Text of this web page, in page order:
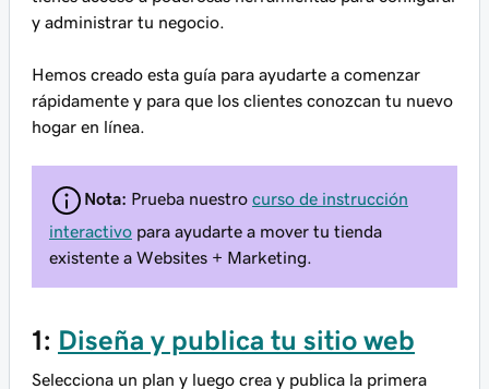
y administrar tu negocio.
Hemos creado esta guía para ayudarte a comenzar
rápidamente y para que los clientes conozcan tu nuevo
hogar en línea.
Nota: Prueba nuestro curso de instrucción
interactivo para ayudarte a mover tu tienda
existente a Websites + Marketing.
1: Diseña y publica tu sitio web
Selecciona un plan y luego crea y publica la primera